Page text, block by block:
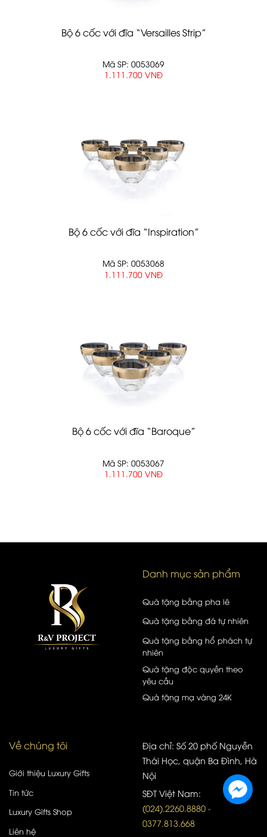
Bộ 6 cốc với đĩa “Versailles Strip”
Mã SP: 0053069
1.111.700 VNĐ
Bộ 6 cốc với đĩa “Inspiration”
Mã SP: 0053068
1.111.700 VNĐ
Bộ 6 cốc với đĩa “Baroque”
Mã SP: 0053067
1.111.700 VNĐ
Danh mục sản phẩm
Quà tặng bằng pha lê
Quà tặng bằng đá tự nhiên
Quà tặng bằng hổ phách tự
nhiên
Quà tặng độc quyền theo
yêu cầu
Quà tặng mạ vàng 24K
Về chúng tôi
Giới thiệu Luxury Gifts
Tin tức
Luxury Gifts Shop
Liên hệ
Địa chỉ: Số 20 phố Nguyễn
Thái Học, quận Ba Đình, Hà
Nội
SĐT Việt Nam:
(024).2260.8880 -
0377.813.668